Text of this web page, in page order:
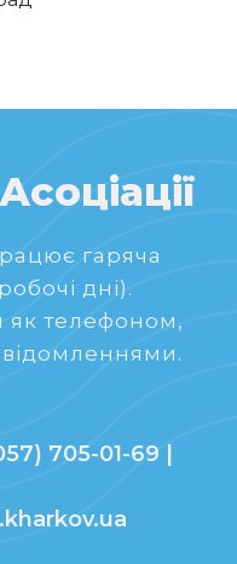
гаряча
дні).
телефоном,
705-01-69 |